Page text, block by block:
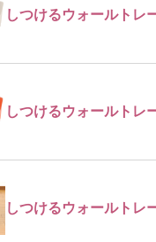
しつけるウォールトレ
しつけるウォールトレ
しつけるウォールトレ